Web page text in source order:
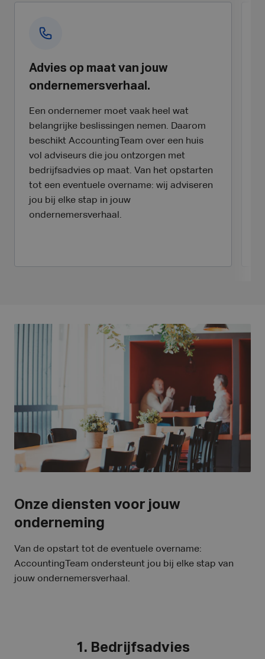
Advies op maat van jouw
ondernemersverhaal.
Een ondernemer moet vaak heel wat
belangrijke beslissingen nemen. Daarom
beschikt AccountingTeam over een huis
vol adviseurs die jou ontzorgen met
bedrijfsadvies op maat. Van het opstarten
tot een eventuele overname: wij adviseren
jou bij elke stap in jouw
ondernemersverhaal.
Onze diensten voor jouw
onderneming
Van de opstart tot de eventuele overname:
AccountingTeam ondersteunt jou bij elke stap van
jouw ondernemersverhaal.
1. Bedrijfsadvies